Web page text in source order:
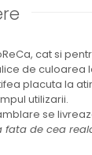
cat si
de culoarea
placuta la
utilizarii.
se
de cea